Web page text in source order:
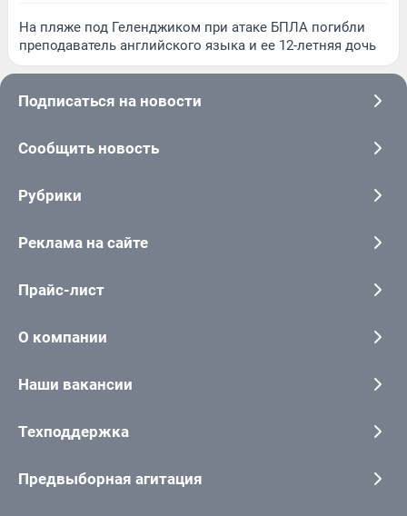
На пляже под Геленджиком при атаке БПЛА погибли
преподаватель английского языка и ее 12-летняя дочь
Подписаться на новости
Сообщить новость
Рубрики
Реклама на сайте
Прайс-лист
О компании
Наши вакансии
Техподдержка
Предвыборная агитация